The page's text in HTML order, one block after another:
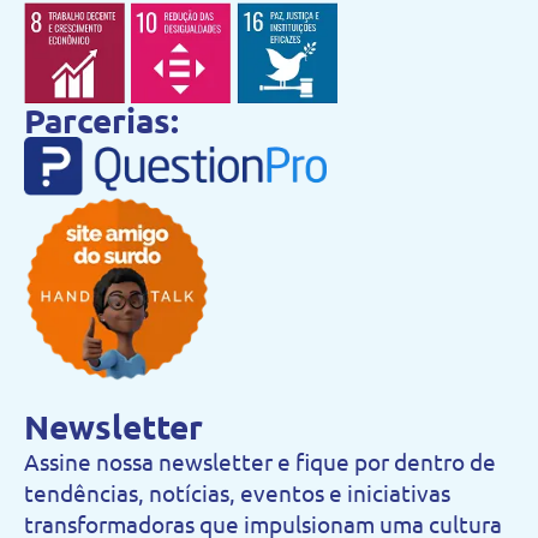
Parcerias:
Newsletter
Assine nossa newsletter e fique por dentro de
tendências, notícias, eventos e iniciativas
transformadoras que impulsionam uma cultura